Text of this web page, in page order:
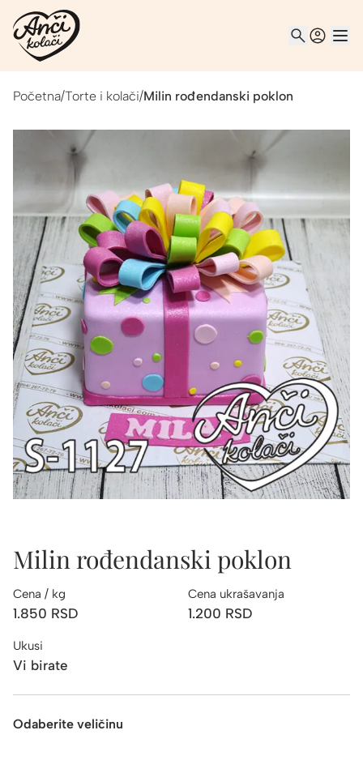
Početna/Torte i kolači/Milin rođendanski poklon
Milin rođendanski poklon
Cena / kg
1.850 RSD
Cena ukrašavanja
1.200 RSD
Ukusi
Vi birate
Odaberite veličinu